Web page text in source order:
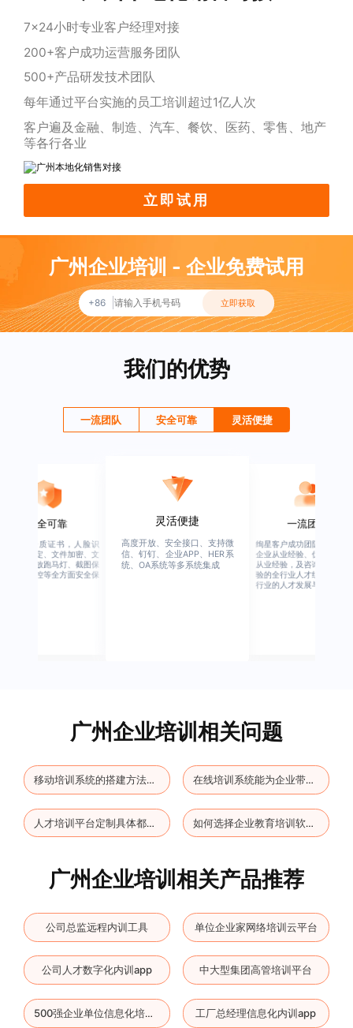
7x24小时专业客户经理对接
200+客户成功运营服务团队
500+产品研发技术团队
每年通过平台实施的员工培训超过1亿人次
客户遍及金融、制造、汽车、餐饮、医药、零售、地产
等各行各业
立即试用
广州企业培训 - 企业免费试用
+86 立即获取
我们的优势
一流团队 安全可靠 灵活便捷
安全可靠
业权威资质证书，人脸识
、设备绑定、文件加密、文
水印、播放跑马灯、截图保
、权限管控等全方面安全保
灵活便捷
高度开放、安全接口、支持微
信、钉钉、企业APP、HER系
统、OA系统等多系统集成
一流团队
绚星客户成功团队，由有多
企业从业经验、优秀培训机
从业经验，及咨询公司从业
验的全行业人才组成，涉猎
行业的人才发展与培养模块
广州企业培训相关问题
移动培训系统的搭建方法是什么？ 在线培训系统能为企业带来什么收益？
人才培训平台定制具体都有哪些优势？ 如何选择企业教育培训软件？
广州企业培训相关产品推荐
公司总监远程内训工具 单位企业家网络培训云平台
公司人才数字化内训app 中大型集团高管培训平台
500强企业单位信息化培训平台 工厂总经理信息化内训app